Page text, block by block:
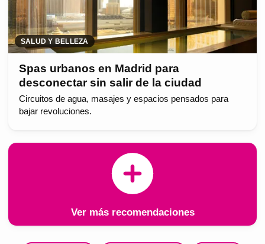
SALUD Y BELLEZA
Spas urbanos en Madrid para
desconectar sin salir de la ciudad
Circuitos de agua, masajes y espacios pensados para
bajar revoluciones.
Ver más recomendaciones